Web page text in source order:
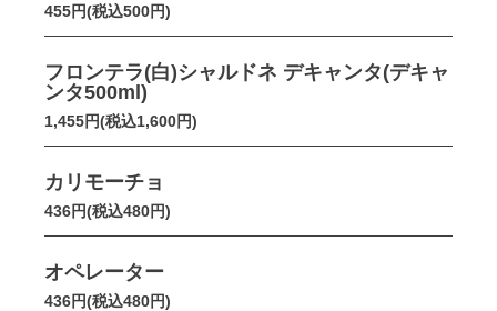
455円(税込500円)
フロンテラ(白)シャルドネ デキャンタ(デキャ
ンタ500ml)
1,455円(税込1,600円)
カリモーチョ
436円(税込480円)
オペレーター
436円(税込480円)